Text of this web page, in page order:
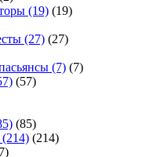
(19) (19)
(27) (27)
(7) (7)
(57)
(85)
(214) (214)